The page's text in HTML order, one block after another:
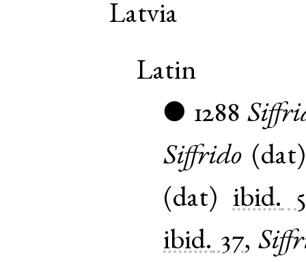
Latvia
Latin
● 1288
Siffrido (dat
(dat) ibid.
ibid. 37,